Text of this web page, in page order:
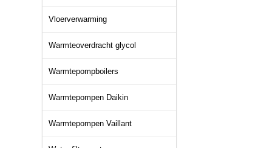
Vloerverwarming
Warmteoverdracht glycol
Warmtepompboilers
Warmtepompen Daikin
Warmtepompen Vaillant